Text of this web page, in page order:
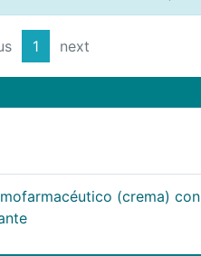
1 next
(crema) con